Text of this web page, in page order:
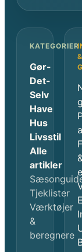
KATEGORIER
Gør-
Det-
Selv
Have
Hus
Livsstil
Alle
artikler
Tjeklister
Værktøjer
&
beregnere
&